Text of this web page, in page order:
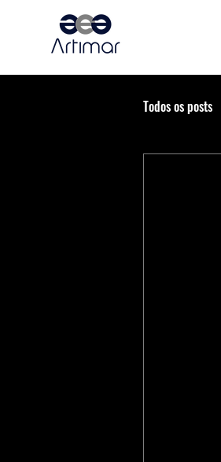
Todos os posts